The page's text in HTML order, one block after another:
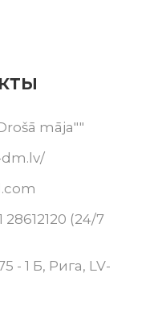
māja""
28612120 (24/7
- 1 Б, Рига, LV-